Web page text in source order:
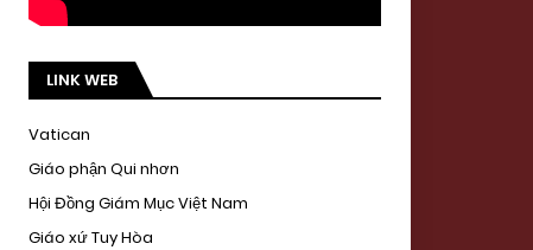
LINK WEB
Vatican
Giáo phận Qui nhơn
Hội Đồng Giám Mục Việt Nam
Giáo xứ Tuy Hòa